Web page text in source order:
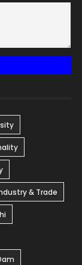
& Trade